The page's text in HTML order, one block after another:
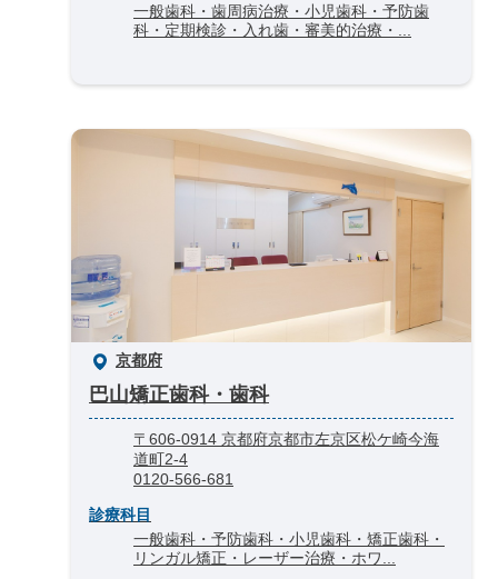
一般歯科・歯周病治療・小児歯科・予防歯
科・定期検診・入れ歯・審美的治療・...
京都府
巴山矯正歯科・歯科
〒606-0914 京都府京都市左京区松ケ崎今海
道町2-4
0120-566-681
診療科目
一般歯科・予防歯科・小児歯科・矯正歯科・
リンガル矯正・レーザー治療・ホワ...